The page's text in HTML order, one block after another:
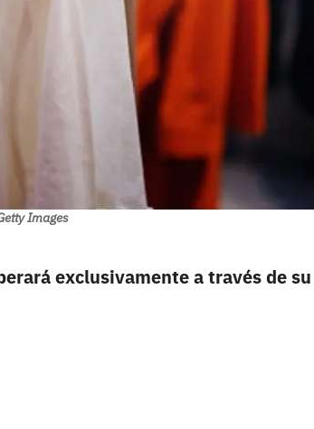
Images
exclusivamente a través de su